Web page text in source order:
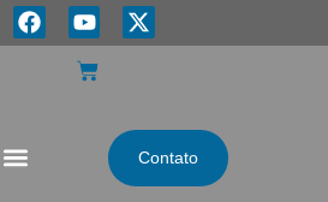
Contato